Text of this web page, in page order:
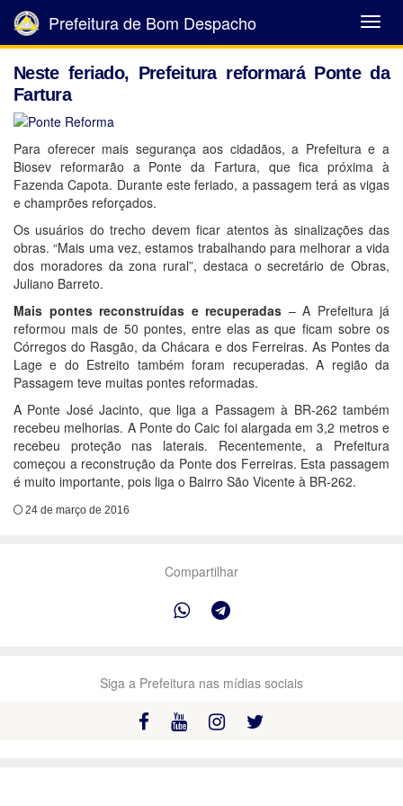
Abrir
Menu
Prefeitura de Bom Despacho
Neste feriado, Prefeitura reformará Ponte da
Fartura
Para oferecer mais segurança aos cidadãos, a Prefeitura e a
Biosev reformarão a Ponte da Fartura, que fica próxima à
Fazenda Capota. Durante este feriado, a passagem terá as vigas
e champrões reforçados.
Os usuários do trecho devem ficar atentos às sinalizações das
obras. “Mais uma vez, estamos trabalhando para melhorar a vida
dos moradores da zona rural”, destaca o secretário de Obras,
Juliano Barreto.
Mais pontes reconstruídas e recuperadas – A Prefeitura já
reformou mais de 50 pontes, entre elas as que ficam sobre os
Córregos do Rasgão, da Chácara e dos Ferreiras. As Pontes da
Lage e do Estreito também foram recuperadas. A região da
Passagem teve muitas pontes reformadas.
A Ponte José Jacinto, que liga a Passagem à BR-262 também
recebeu melhorias. A Ponte do Caic foi alargada em 3,2 metros e
recebeu proteção nas laterais. Recentemente, a Prefeitura
começou a reconstrução da Ponte dos Ferreiras. Esta passagem
é muito importante, pois liga o Bairro São Vicente à BR-262.
24 de março de 2016
Compartilhar
Siga a Prefeitura nas mídias sociais